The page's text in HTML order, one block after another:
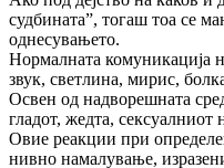
судбината”, тогаш тоа се
однесувањето.
Нормалната комуникација
звук, светлина, мирис,
Освен од надворешната
гладот, жедта, сексуалниот
Овие реакции при
нивно намалување,